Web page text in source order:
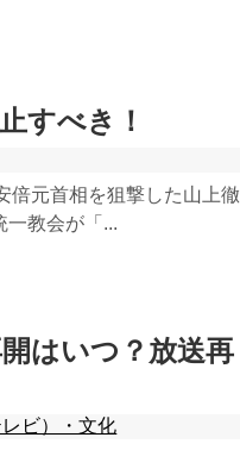
すべき！
倍元首相を狙撃した山上徹
一教会が「...
はいつ？放送再
ビ）・文化